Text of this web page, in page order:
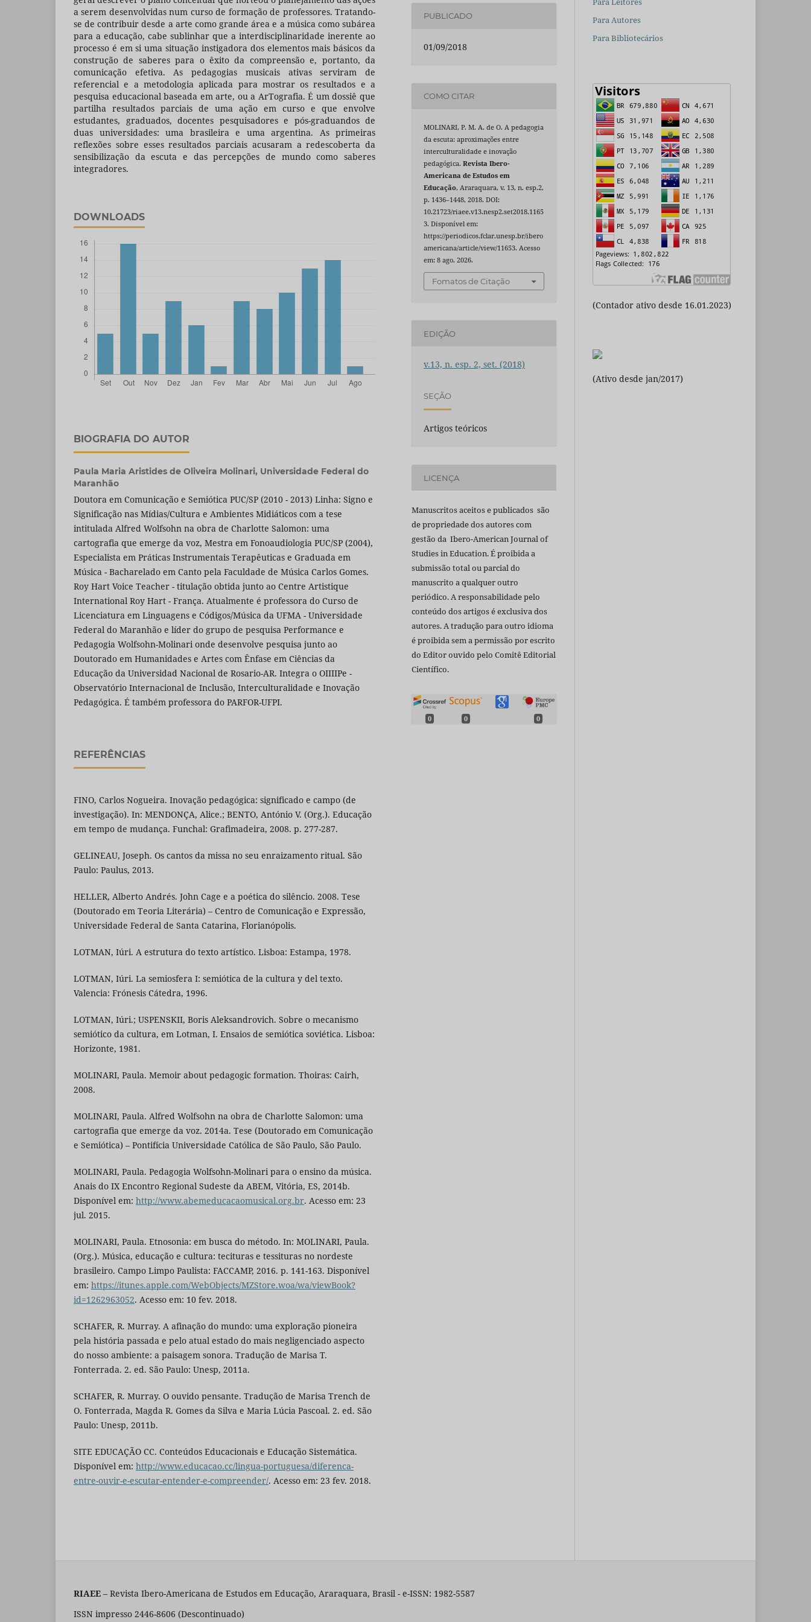
a serem desenvolvidas num curso de formação de professores. Tratando-
se de contribuir desde a arte como grande área e a música como subárea
para a educação, cabe sublinhar que a interdisciplinaridade inerente ao
processo é em si uma situação instigadora dos elementos mais básicos da
construção de saberes para o êxito da compreensão e, portanto, da
comunicação efetiva. As pedagogias musicais ativas serviram de
referencial e a metodologia aplicada para mostrar os resultados e a
pesquisa educacional baseada em arte, ou a ArTografia. É um dossiê que
partilha resultados parciais de uma ação em curso e que envolve
estudantes, graduados, docentes pesquisadores e pós-graduandos de
duas universidades: uma brasileira e uma argentina. As primeiras
reflexões sobre esses resultados parciais acusaram a redescoberta da
sensibilização da escuta e das percepções de mundo como saberes
integradores.
DOWNLOADS
BIOGRAFIA DO AUTOR
Paula Maria Aristides de Oliveira Molinari, Universidade Federal do
Maranhão
Doutora em Comunicação e Semiótica PUC/SP (2010 - 2013) Linha: Signo e
Significação nas Mídias/Cultura e Ambientes Midiáticos com a tese
intitulada Alfred Wolfsohn na obra de Charlotte Salomon: uma
cartografia que emerge da voz, Mestra em Fonoaudiologia PUC/SP (2004),
Especialista em Práticas Instrumentais Terapêuticas e Graduada em
Música - Bacharelado em Canto pela Faculdade de Música Carlos Gomes.
Roy Hart Voice Teacher - titulação obtida junto ao Centre Artistique
International Roy Hart - França. Atualmente é professora do Curso de
Licenciatura em Linguagens e Códigos/Música da UFMA - Universidade
Federal do Maranhão e líder do grupo de pesquisa Performance e
Pedagogia Wolfsohn-Molinari onde desenvolve pesquisa junto ao
Doutorado em Humanidades e Artes com Ênfase em Ciências da
Educação da Universidad Nacional de Rosario-AR. Integra o OIIIIPe -
Observatório Internacional de Inclusão, Interculturalidade e Inovação
Pedagógica. É também professora do PARFOR-UFPI.
REFERÊNCIAS
FINO, Carlos Nogueira. Inovação pedagógica: significado e campo (de
investigação). In: MENDONÇA, Alice.; BENTO, António V. (Org.). Educação
em tempo de mudança. Funchal: Grafimadeira, 2008. p. 277-287.
GELINEAU, Joseph. Os cantos da missa no seu enraizamento ritual. São
Paulo: Paulus, 2013.
HELLER, Alberto Andrés. John Cage e a poética do silêncio. 2008. Tese
(Doutorado em Teoria Literária) – Centro de Comunicação e Expressão,
Universidade Federal de Santa Catarina, Florianópolis.
LOTMAN, Iúri. A estrutura do texto artístico. Lisboa: Estampa, 1978.
LOTMAN, Iúri. La semiosfera I: semiótica de la cultura y del texto.
Valencia: Frónesis Cátedra, 1996.
LOTMAN, Iúri.; USPENSKII, Boris Aleksandrovich. Sobre o mecanismo
semiótico da cultura, em Lotman, I. Ensaios de semiótica soviética. Lisboa:
Horizonte, 1981.
MOLINARI, Paula. Memoir about pedagogic formation. Thoiras: Cairh,
2008.
MOLINARI, Paula. Alfred Wolfsohn na obra de Charlotte Salomon: uma
cartografia que emerge da voz. 2014a. Tese (Doutorado em Comunicação
e Semiótica) – Pontifícia Universidade Católica de São Paulo, São Paulo.
MOLINARI, Paula. Pedagogia Wolfsohn-Molinari para o ensino da música.
Anais do IX Encontro Regional Sudeste da ABEM, Vitória, ES, 2014b.
Disponível em: http://www.abemeducacaomusical.org.br. Acesso em: 23
jul. 2015.
MOLINARI, Paula. Etnosonia: em busca do método. In: MOLINARI, Paula.
(Org.). Música, educação e cultura: tecituras e tessituras no nordeste
brasileiro. Campo Limpo Paulista: FACCAMP, 2016. p. 141-163. Disponível
em: https://itunes.apple.com/WebObjects/MZStore.woa/wa/viewBook?
id=1262963052. Acesso em: 10 fev. 2018.
SCHAFER, R. Murray. A afinação do mundo: uma exploração pioneira
pela história passada e pelo atual estado do mais negligenciado aspecto
do nosso ambiente: a paisagem sonora. Tradução de Marisa T.
Fonterrada. 2. ed. São Paulo: Unesp, 2011a.
SCHAFER, R. Murray. O ouvido pensante. Tradução de Marisa Trench de
O. Fonterrada, Magda R. Gomes da Silva e Maria Lúcia Pascoal. 2. ed. São
Paulo: Unesp, 2011b.
SITE EDUCAÇÃO CC. Conteúdos Educacionais e Educação Sistemática.
Disponível em: http://www.educacao.cc/lingua-portuguesa/diferenca-
entre-ouvir-e-escutar-entender-e-compreender/. Acesso em: 23 fev. 2018.
PUBLICADO
01/09/2018
COMO CITAR
MOLINARI, P. M. A. de O. A pedagogia
da escuta: aproximações entre
interculturalidade e inovação
pedagógica.Revista Ibero-
Americana de Estudos em
Educação, Araraquara, v. 13, n. esp.2,
p. 1436–1448, 2018. DOI:
10.21723/riaee.v13.nesp2.set2018.1165
3. Disponível em:
https://periodicos.fclar.unesp.br/ibero
americana/article/view/11653. Acesso
em: 8 ago. 2026.
Fomatos de Citação
EDIÇÃO
v.13, n. esp. 2, set. (2018)
SEÇÃO
Artigos teóricos
LICENÇA
Manuscritos aceitos e publicados são
de propriedade dos autores com
gestão da Ibero-American Journal of
Studies in Education. É proibida a
submissão total ou parcial do
manuscrito a qualquer outro
periódico. A responsabilidade pelo
conteúdo dos artigos é exclusiva dos
autores. A tradução para outro idioma
é proibida sem a permissão por escrito
do Editor ouvido pelo Comitê Editorial
Científico.
0 0 0
Para Autores
Para Bibliotecários
(Contador ativo desde 16.01.2023)
(Ativo desde jan/2017)
RIAEE – Revista Ibero-Americana de Estudos em Educação, Araraquara, Brasil - e-ISSN: 1982-5587
ISSN impresso 2446-8606 (Descontinuado)